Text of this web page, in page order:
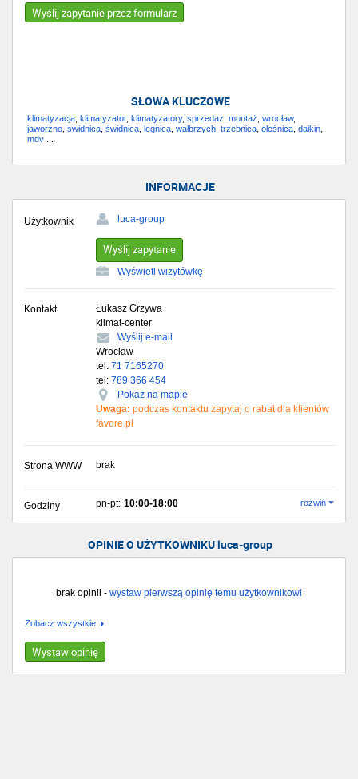
Wyślij zapytanie przez formularz
SŁOWA KLUCZOWE
klimatyzacja klimatyzator, klimatyzatory, sprzedaż montaż wrocław,
jaworzno swidnica świdnica legnica wałbrzych trzebnica oleśnica daikin
mdv
INFORMACJE
Użytkownik luca-group
Wyślij zapytanie
Wyświetl wizytówkę
Kontakt
Łukasz Grzywa
klimat-center
Wyślij e-mail
Wrocław
tel: 71 7165270
tel: 789 366 454
Pokaż na mapie
Uwaga: podczas kontaktu zapytaj o rabat dla klientów
favore.pl
Strona WWW brak
Godziny pn-pt: 10:00-18:00 rozwiń
OPINIE O UŻYTKOWNIKU luca-group
brak opinii - wystaw pierwszą opinię temu użytkownikowi
Zobacz wszystkie
Wystaw opinię